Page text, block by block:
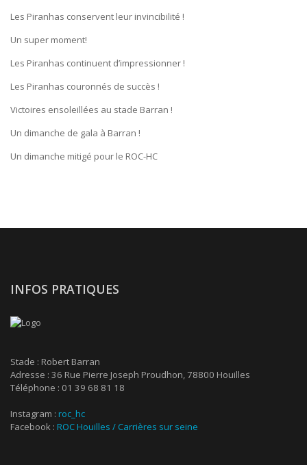
Les Piranhas conservent leur invincibilité !
Un super moment!
Les Piranhas continuent d’impressionner !
Les Piranhas couronnés de succès !
Victoires ensoleillées au stade Barran !
Un dimanche de gala à Barran !
Un dimanche mitigé pour le ROC-HC
INFOS PRATIQUES
Stade : Robert Barran
Adresse : 36 Rue Pierre Joseph Proudhon, 78800 Houilles
Téléphone : 01 39 68 81 18
Instagram : roc_hc
Facebook : ROC Houilles / Carrières sur seine